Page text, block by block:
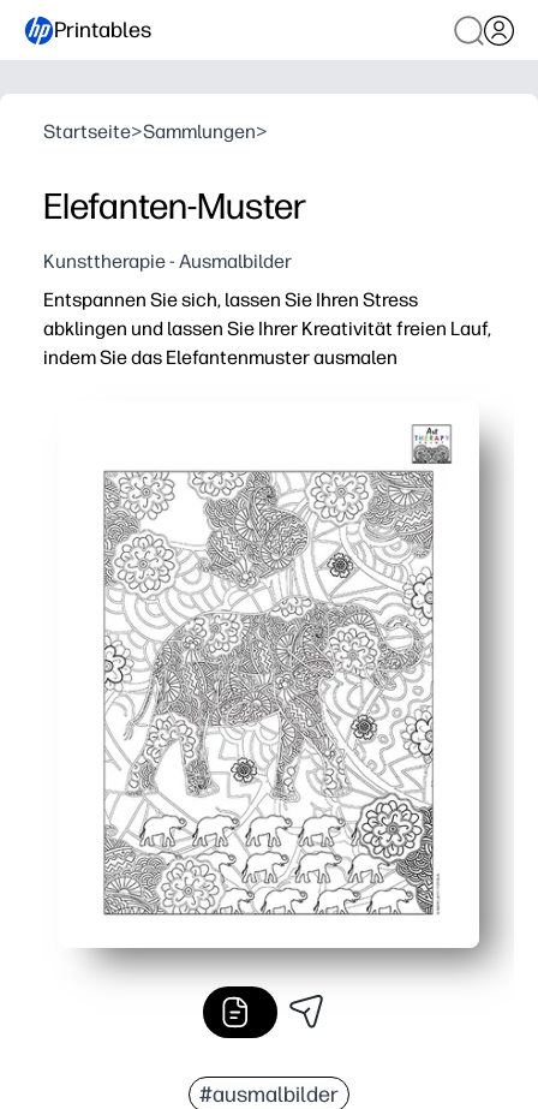
Printables
Startseite>Sammlungen>
Elefanten-Muster
Kunsttherapie - Ausmalbilder
Entspannen Sie sich, lassen Sie Ihren Stress
abklingen und lassen Sie Ihrer Kreativität freien Lauf,
indem Sie das Elefantenmuster ausmalen
Das komplizierte Elefantenmuster hilft Ihnen, sich zu
Du baust Feinmotorik und Durchhaltevermögen auf —
Sie können es zu Hause, im Unterricht oder
#ausmalbilder